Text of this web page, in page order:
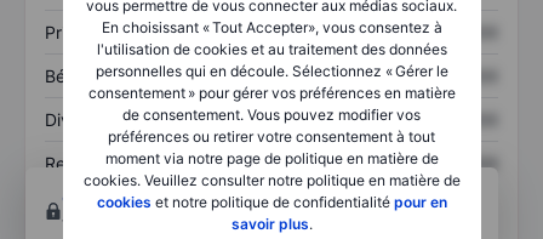
vous permettre de vous connecter aux médias sociaux.
En choisissant « Tout Accepter», vous consentez à
l'utilisation de cookies et au traitement des données
personnelles qui en découle. Sélectionnez « Gérer le
consentement » pour gérer vos préférences en matière
de consentement. Vous pouvez modifier vos
préférences ou retirer votre consentement à tout
moment via notre page de politique en matière de
cookies. Veuillez consulter notre politique en matière de
cookies et notre politique de confidentialité pour en
savoir plus.
Prix / ventes XXXXXXX XXXXXXX
Bénéfice par action XXXXXXX XXXXXXX
Dividende par action XXXXXXX
Rendement des
capitaux propres
XXXXXXX
XXXXXXX
Ouvrir un compte pour accéder à d’autres outils
techniques et d’analyses.